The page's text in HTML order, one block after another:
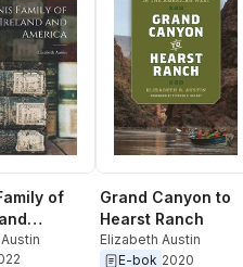
of
Grand Canyon to
Hearst Ranch
Elizabeth Austin
E-bok 2020